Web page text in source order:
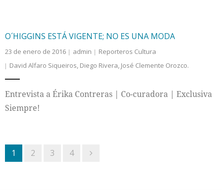
O´HIGGINS ESTÁ VIGENTE; NO ES UNA MODA
23 de enero de 2016 admin
Reporteros Cultura
David Alfaro Siqueiros, Diego Rivera, José Clemente Orozco.
Entrevista a Érika Contreras | Co-curadora | Exclusiva
Siempre!
1 2 3 4